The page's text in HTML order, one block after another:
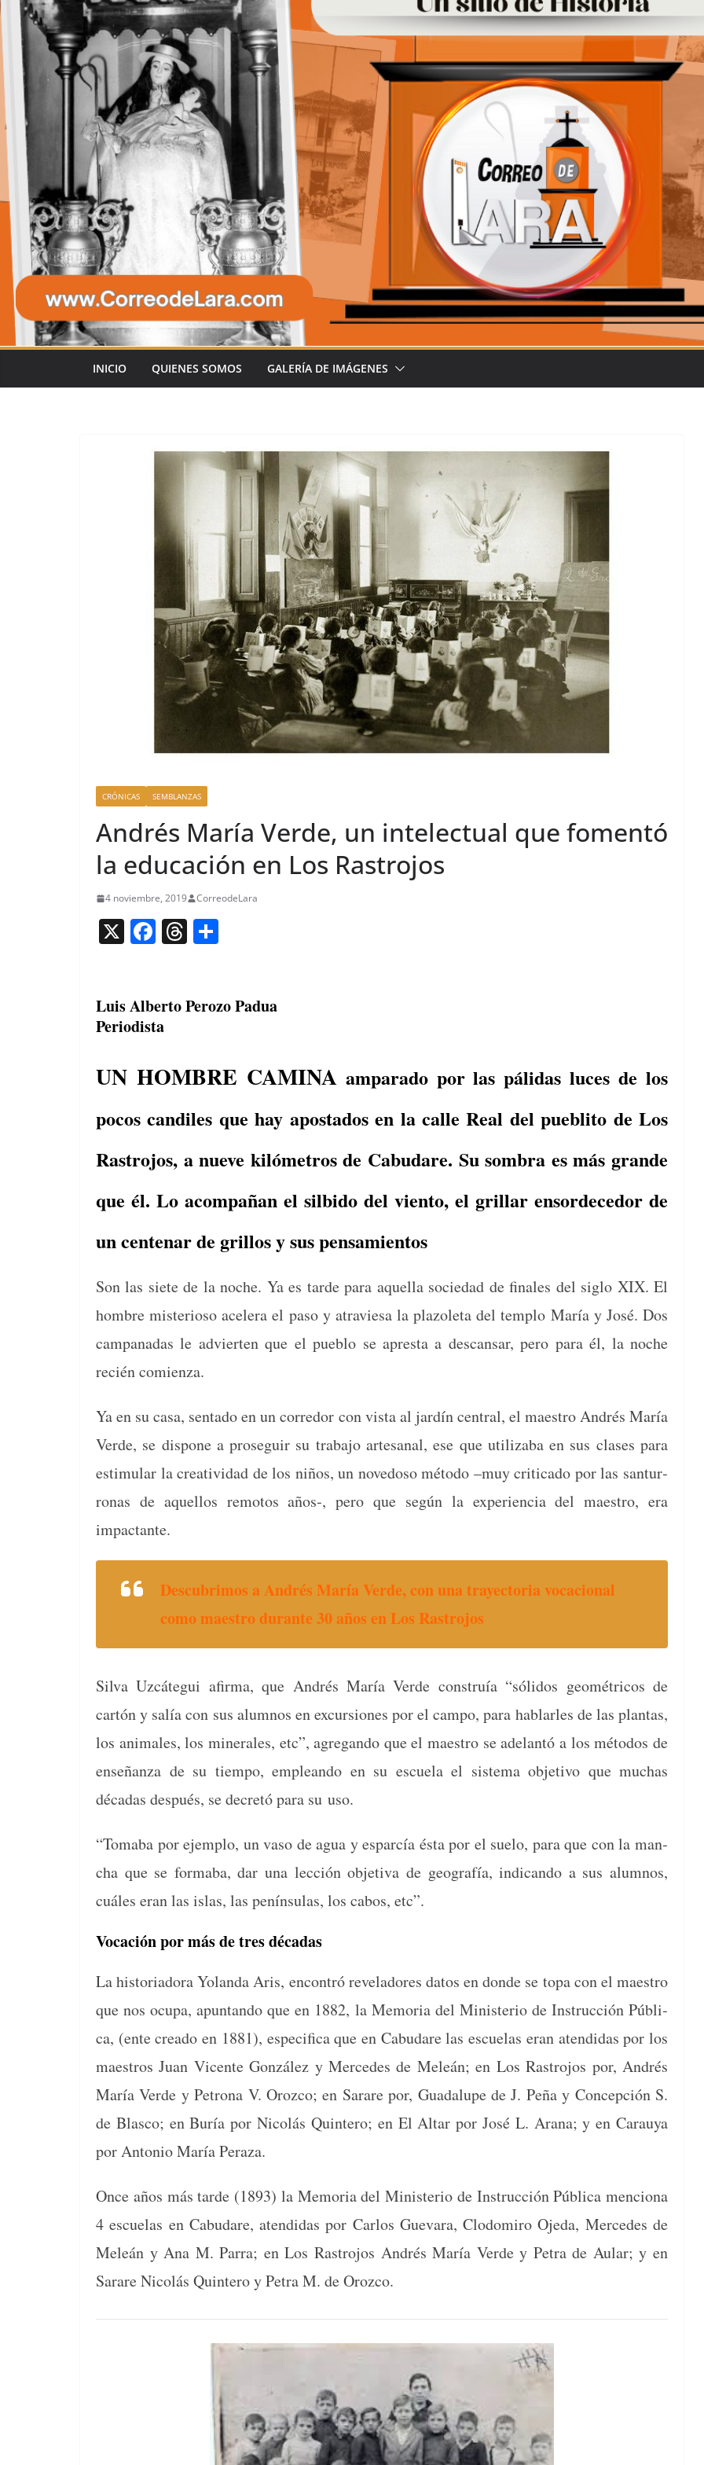
INICIO QUIENES SOMOS GALERÍA DE IMÁGENES
CRÓNICAS SEMBLANZAS
Andrés María Verde, un intelectual que fomentó
la educación en Los Rastrojos
4 noviembre, 2019 CorreodeLara
X F
e
b
o
T
a p
Luis Alberto Perozo Padua
Periodista
UN HOMBRE CAMINAamparado por las pálidas luces de los
pocos candiles que hay apostados en la calle Real del pueblito de Los
Rastrojos, a nueve kilómetros de Cabudare. Su sombra es más grande
que él. Lo acompañan el silbido del viento, el grillar ensordecedor de
un centenar de grillos y sus pensamientos
Son las siete de la noche. Ya es tarde para aque­l­la sociedad de finales del siglo XIX. El
hom­bre mis­te­rioso acel­era el paso y atraviesa la pla­zo­le­ta del tem­p­lo María y José. Dos
cam­panadas le advierten que el pueblo se apres­ta a des­cansar, pero para él, la noche
recién comienza.
Ya en su casa, sen­ta­do en un corre­dor con vista al jardín cen­tral, el mae­stro Andrés María
Verde, se dispone a pros­eguir su tra­ba­jo arte­sanal, ese que uti­liz­a­ba en sus clases para
estim­u­lar la cre­ativi­dad de los niños, un nove­doso méto­do –muy crit­i­ca­do por las san­tur­
ronas de aque­l­los remo­tos años‑, pero que según la expe­ri­en­cia del mae­stro, era
impactante.
Des­cub­ri­mos a Andrés María Verde, con una trayec­to­ria voca­cional
como mae­stro durante 30 años en Los Rastrojos
Sil­va Uzcátegui afir­ma, que Andrés María Verde con­struía “sóli­dos geométri­cos de
cartón y salía con sus alum­nos en excur­siones por el cam­po, para hablar­les de las plan­tas,
los ani­males, los min­erales, etc”, agre­gan­do que el mae­stro se ade­lan­tó a los méto­dos de
enseñan­za de su tiem­po, emple­an­do en su escuela el sis­tema obje­ti­vo que muchas
décadas después, se decretó para su uso.
“Toma­ba por ejem­p­lo, un vaso de agua y espar­cía ésta por el sue­lo, para que con la man­
cha que se forma­ba, dar una lec­ción obje­ti­va de geografía, indi­can­do a sus alum­nos,
cuáles eran las islas, las penín­su­las, los cabos, etc”.
Vocación por más de tres décadas
La his­to­ri­ado­ra Yolan­da Aris, encon­tró rev­e­ladores datos en donde se topa con el mae­stro
que nos ocu­pa, apun­tan­do que en 1882, la Memo­ria del Min­is­te­rio de Instruc­ción Públi­
ca, (ente crea­do en 1881), especi­fi­ca que en Cabu­dare las escue­las eran aten­di­das por los
mae­stros Juan Vicente González y Mer­cedes de Meleán; en Los Ras­tro­jos por, Andrés
María Verde y Petrona V. Oroz­co; en Sarare por, Guadalupe de J. Peña y Con­cep­ción S.
de Blas­co; en Buría por Nicolás Quin­tero; en El Altar por José L. Arana; y en Carauya
por Anto­nio María Peraza.
Once años más tarde (1893) la Memo­ria del Min­is­te­rio de Instruc­ción Públi­ca men­ciona
4 escue­las en Cabu­dare, aten­di­das por Car­los Gue­vara, Clodomiro Oje­da, Mer­cedes de
Meleán y Ana M. Par­ra; en Los Ras­tro­jos Andrés María Verde y Petra de Aular; y en
Sarare Nicolás Quin­tero y Petra M. de Orozco.